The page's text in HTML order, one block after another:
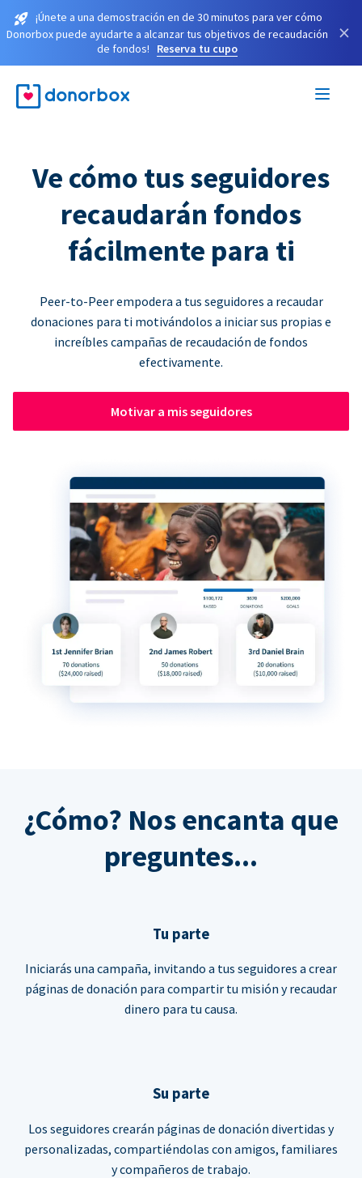
¡Únete a una demostración en de 30 minutos para ver cómo
Donorbox puede ayudarte a alcanzar tus objetivos de recaudación
de fondos!
Reserva tu cupo
×
Ve cómo tus seguidores
recaudarán fondos
fácilmente para ti
Peer-to-Peer empodera a tus seguidores a recaudar
donaciones para ti motivándolos a iniciar sus propias e
increíbles campañas de recaudación de fondos
efectivamente.
Motivar a mis seguidores
¿Cómo? Nos encanta que
preguntes...
Tu parte
Iniciarás una campaña, invitando a tus seguidores a crear
páginas de donación para compartir tu misión y recaudar
dinero para tu causa.
Su parte
Los seguidores crearán páginas de donación divertidas y
personalizadas, compartiéndolas con amigos, familiares
y compañeros de trabajo.